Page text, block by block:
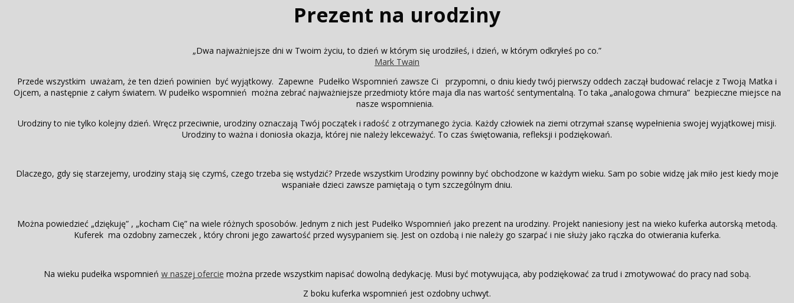
Prezent na urodziny
„Dwa najważniejsze dni w Twoim życiu, to dzień w którym się urodziłeś, i dzień, w którym odkryłeś po co.”
Mark Twain
Przede wszystkim uważam, że ten dzień powinien być wyjątkowy. Zapewne Pudełko Wspomnień zawsze Ci przypomni, o dniu kiedy twój pierwszy oddech zaczął budować relacje z Twoją Matka i
Ojcem, a następnie z całym światem. W pudełko wspomnień można zebrać najważniejsze przedmioty które maja dla nas wartość sentymentalną. To taka „analogowa chmura” bezpieczne miejsce na
nasze wspomnienia.
Urodziny to nie tylko kolejny dzień. Wręcz przeciwnie, urodziny oznaczają Twój początek i radość z otrzymanego życia. Każdy człowiek na ziemi otrzymał szansę wypełnienia swojej wyjątkowej misji.
Urodziny to ważna i doniosła okazja, której nie należy lekceważyć. To czas świętowania, refleksji i podziękowań.
Dlaczego, gdy się starzejemy, urodziny stają się czymś, czego trzeba się wstydzić? Przede wszystkim Urodziny powinny być obchodzone w każdym wieku. Sam po sobie widzę jak miło jest kiedy moje
wspaniałe dzieci zawsze pamiętają o tym szczególnym dniu.
Można powiedzieć „dziękuję” , „kocham Cię” na wiele różnych sposobów. Jednym z nich jest Pudełko Wspomnień jako prezent na urodziny. Projekt naniesiony jest na wieko kuferka autorską metodą.
Kuferek ma ozdobny zameczek , który chroni jego zawartość przed wysypaniem się. Jest on ozdobą i nie należy go szarpać i nie służy jako rączka do otwierania kuferka.
Na wieku pudełka wspomnień w naszej ofercie można przede wszystkim napisać dowolną dedykację. Musi być motywująca, aby podziękować za trud i zmotywować do pracy nad sobą.
Z boku kuferka wspomnień jest ozdobny uchwyt.